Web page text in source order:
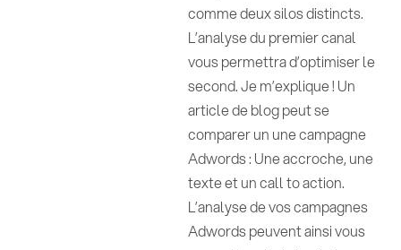
comme deux silos distincts.
L’analyse du premier canal
vous permettra d’optimiser le
second. Je m’explique ! Un
article de blog peut se
comparer un une campagne
Adwords : Une accroche, une
texte et un call to action.
L’analyse de vos campagnes
Adwords peuvent ainsi vous